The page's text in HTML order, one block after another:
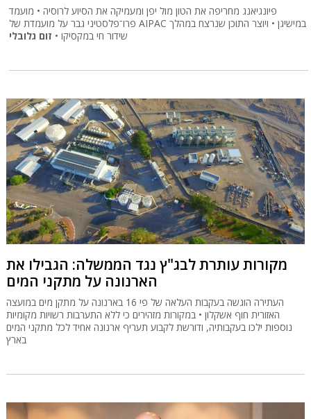
פיונגיאנג מחריפה את הטון מול יפן ומעמיקה את הסיוע לרוסיה • מועמד
פרו־פלסטיני גבר על מועמדת של AIPAC במישיגן • ויוצר התוכן שנרצח במהלך
שידור חי במקסיקו • זום גלובלי
מקורות עותרת לבג"ץ נגד הממשלה: הגבילו את
הארנונה על מתקני המים
העתירה הוגשה בעקבות העלאה של פי 16 בארנונה על מתקן מים במועצה
האזורית חוף אשקלון • במקורות מזהירים כי ללא התערבות רשויות מקומיות
נוספות ילכו בעקבותיה, ודורשת לקבוע תעריף ארנונה אחיד לכל מתקני המים
בארץ